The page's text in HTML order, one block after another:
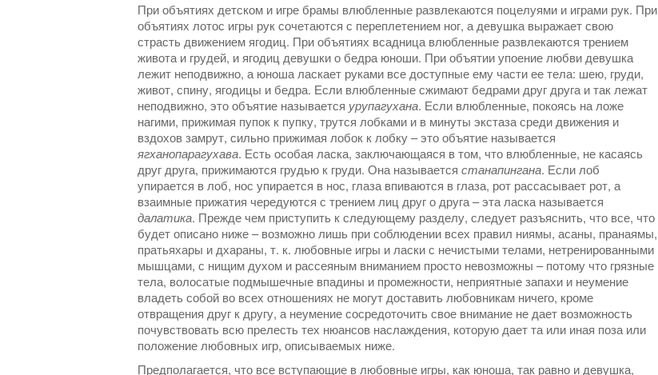
При объятиях детском и игре брамы влюбленные развлекаются поцелуями и играми рук. При
объятиях лотос игры рук сочетаются с переплетением ног, а девушка выражает свою
страсть движением ягодиц. При объятиях всадница влюбленные развлекаются трением
живота и грудей, и ягодиц девушки о бедра юноши. При объятии упоение любви девушка
лежит неподвижно, а юноша ласкает руками все доступные ему части ее тела: шею, груди,
живот, спину, ягодицы и бедра. Если влюбленные сжимают бедрами друг друга и так лежат
неподвижно, это объятие называется урупагухана. Если влюбленные, покоясь на ложе
нагими, прижимая пупок к пупку, трутся лобками и в минуты экстаза среди движения и
вздохов замрут, сильно прижимая лобок к лобку – это объятие называется
ягханопарагухава. Есть особая ласка, заключающаяся в том, что влюбленные, не касаясь
друг друга, прижимаются грудью к груди. Она называется станапингана. Если лоб
упирается в лоб, нос упирается в нос, глаза впиваются в глаза, рот рассасывает рот, а
взаимные прижатия чередуются с трением лиц друг о друга – эта ласка называется
далатика. Прежде чем приступить к следующему разделу, следует разъяснить, что все, что
будет описано ниже – возможно лишь при соблюдении всех правил ниямы, асаны, пранаямы,
пратьяхары и дхараны, т. к. любовные игры и ласки с нечистыми телами, нетренированными
мышцами, с нищим духом и рассеяным вниманием просто невозможны – потому что грязные
тела, волосатые подмышечные впадины и промежности, неприятные запахи и неумение
владеть собой во всех отношениях не могут доставить любовникам ничего, кроме
отвращения друг к другу, а неумение сосредоточить свое внимание не дает возможность
почувствовать всю прелесть тех нюансов наслаждения, которую дает та или иная поза или
положение любовных игр, описываемых ниже.
Предполагается, что все вступающие в любовные игры, как юноша, так равно и девушка,